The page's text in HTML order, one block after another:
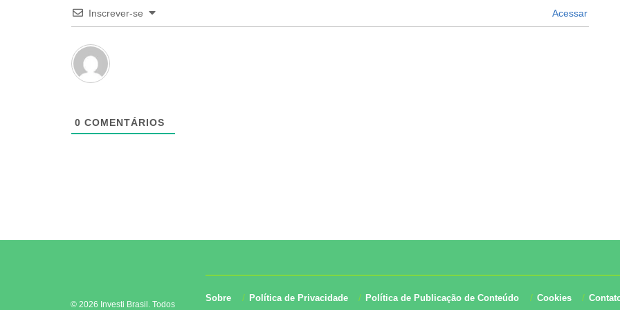
Inscrever-se Acessar
0 COMENTÁRIOS
© 2026 Investi Brasil. Todos
Sobre Política de Privacidade Política de Publicação de Conteúdo Cookies